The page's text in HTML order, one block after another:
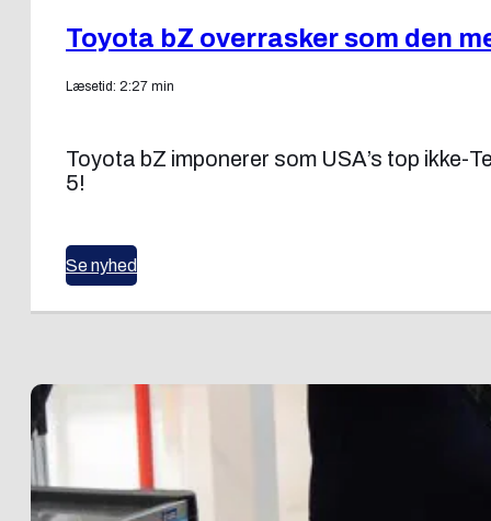
Toyota bZ overrasker som den
Læsetid: 2:27 min
Toyota bZ imponerer som USA’s top
5!
Se nyhed